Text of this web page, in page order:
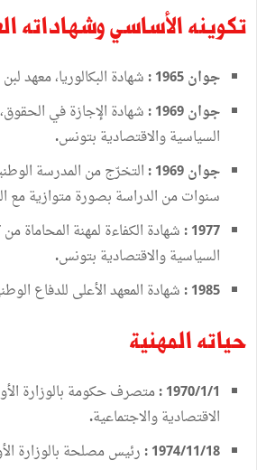
تكوينه الأساسي وشهاداته
جوان شهادة البكالوريا،معهدلبن
جوان شهادة الإجازةفي الحقوق،
السياسيةوالاقتصادية بتونس.
جوان التخرّجمن المدرسة
سنواتمن الدراسة بصورةمتوازيةمع
1977 : شهادة الكفاءة لمهنة المحاماةمن
السياسيةوالاقتصادية بتونس.
1985 : شهادة المعهدالأعلى للدفاع
حياته المهنية
1970/1/1
: متصرفحكومة بالوزارة
الاقتصاديةوالاجتماعية.
1974/11/18
: رئيسمصلحة بالوزارة